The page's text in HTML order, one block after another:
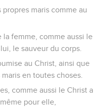
propres maris comme au
femme, comme aussi le
le sauveur du corps.
au Christ, ainsi que
en toutes choses.
comme aussi le Christ a
pour elle,